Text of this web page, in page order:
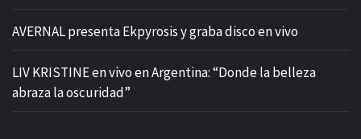
AVERNAL presenta Ekpyrosis y graba disco en vivo
LIV KRISTINE en vivo en Argentina: “Donde la belleza
abraza la oscuridad”